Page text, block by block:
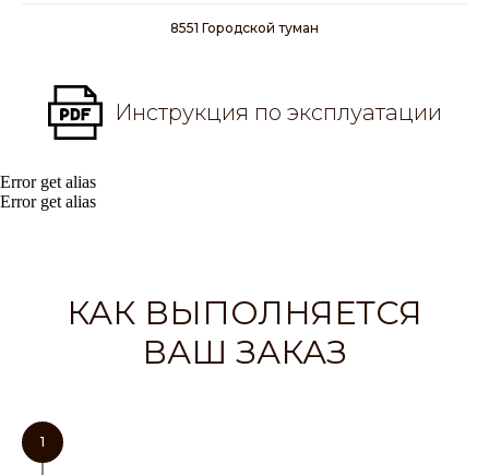
8551 Городской туман
Инструкция по эксплуатации
Error get alias
Error get alias
КАК ВЫПОЛНЯЕТСЯ
ВАШ ЗАКАЗ
1